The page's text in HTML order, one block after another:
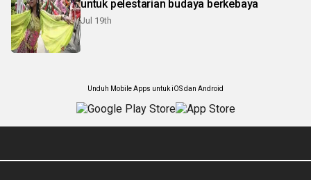
untuk pelestarian budaya berkebaya
Jul 19th
Unduh Mobile Apps untuk iOS dan Android